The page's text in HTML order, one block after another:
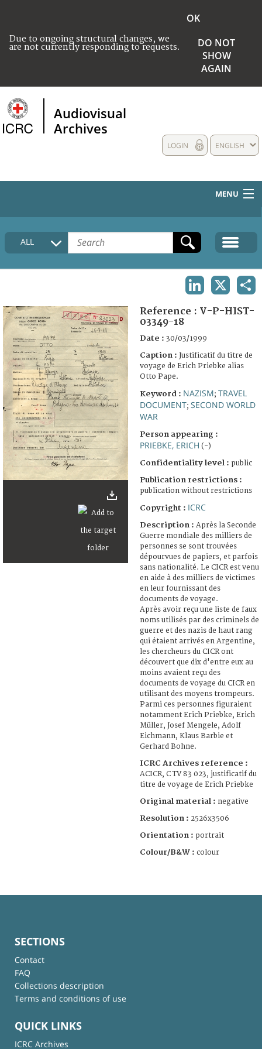
Due to ongoing structural changes, we
are not currently responding to requests.
OK
DO NOT
SHOW
AGAIN
Audiovisual
Archives
ENGLISH
LOGIN
MENU
HOME
COLLECTIONS DESCRIPTION
FAQ
ALL
Reference : V-P-HIST-
03349-18
Date : 30/03/1999
Caption : Justificatif du titre de
voyage de Erich Priebke alias
Otto Pape.
Keyword : NAZISM; TRAVEL
DOCUMENT; SECOND WORLD
WAR
Person appearing :
PRIEBKE, ERICH (-)
Confidentiality level : public
Publication restrictions :
publication without restrictions
Copyright : ICRC
Description : Après la Seconde
Guerre mondiale des milliers de
personnes se sont trouvées
dépourvues de papiers, et parfois
sans nationalité. Le CICR est venu
en aide à des milliers de victimes
en leur fournissant des
documents de voyage.
Après avoir reçu une liste de faux
noms utilisés par des criminels de
guerre et des nazis de haut rang
qui étaient arrivés en Argentine,
les chercheurs du CICR ont
découvert que dix d'entre eux au
moins avaient reçu des
documents de voyage du CICR en
utilisant des moyens trompeurs.
Parmi ces personnes figuraient
notamment Erich Priebke, Erich
Müller, Josef Mengele, Adolf
Eichmann, Klaus Barbie et
Gerhard Bohne.
ICRC Archives reference :
ACICR, C TV 83 023, justificatif du
titre de voyage de Erich Priebke
Original material : negative
Resolution : 2526x3506
Orientation : portrait
Colour/B&W : colour
SECTIONS
Contact
FAQ
Collections description
Terms and conditions of use
QUICK LINKS
ICRC Archives